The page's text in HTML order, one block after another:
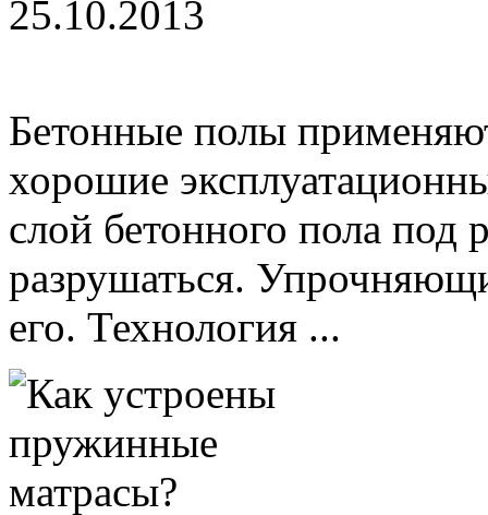
25.10.2013
Бетонные полы
хорошие
слой бетонного пола под
разрушаться.
его. Технология ...